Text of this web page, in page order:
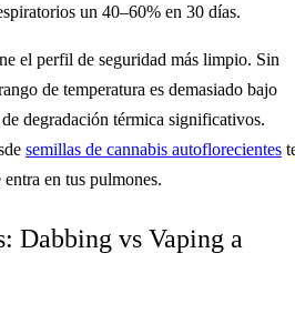
un 40–60% en 30 días.
el perfil de seguridad más limpio. Sin
de temperatura es demasiado bajo
degradación térmica significativos.
semillas de cannabis autoflorecientes
en tus pulmones.
Dabbing vs Vaping a